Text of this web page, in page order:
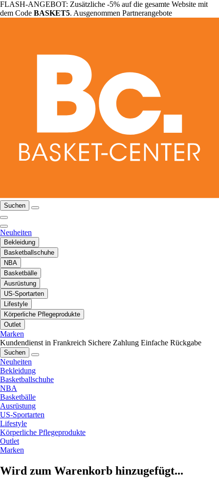
FLASH-ANGEBOT: Zusätzliche -5% auf die gesamte Website mit
dem Code BASKET5. Ausgenommen Partnerangebote
Suchen
Neuheiten
Bekleidung
Basketballschuhe
NBA
Basketbälle
Ausrüstung
US-Sportarten
Lifestyle
Körperliche Pflegeprodukte
Outlet
Marken
Kundendienst in Frankreich Sichere Zahlung Einfache Rückgabe
Suchen
Neuheiten
Bekleidung
Basketballschuhe
NBA
Basketbälle
Ausrüstung
US-Sportarten
Lifestyle
Körperliche Pflegeprodukte
Outlet
Marken
Wird zum Warenkorb hinzugefügt...